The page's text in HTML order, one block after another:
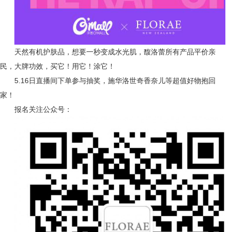
天然有机护肤品，想要一秒变成水光肌，馥洛蕾所有产品平价亲
民，大牌功效，买它！用它！涂它！
5.16日直播间下单参与抽奖，施华洛世奇香奈儿等超值好物抱回
家！
报名关注公众号：